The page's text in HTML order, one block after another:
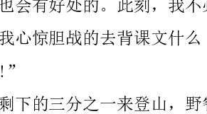
还是因该以学习为重。可是于其被动的学习，不如给我们属于自己